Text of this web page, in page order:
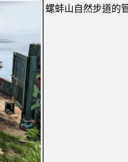
螺蚌山自然步道的